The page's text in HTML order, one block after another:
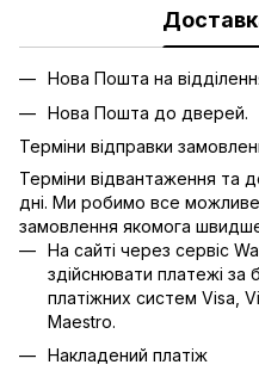
Нова Пошта на
Нова Пошта до дверей.
Терміни відправки
Терміни відвантаження та
дні. Ми робимо все
замовлення якомога
На сайті через сервіс
здійснювати платежі за
платіжних систем Visa,
Maestro.
Накладений платіж